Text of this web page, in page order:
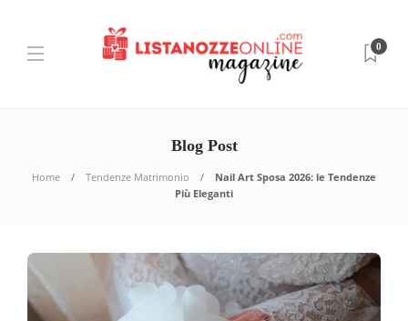
0
Blog Post
Home Tendenze Matrimonio
Nail Art Sposa 2026: le Tendenze
Più Eleganti